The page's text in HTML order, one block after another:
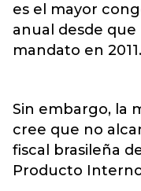
es el mayor
anual desde
mandato en 2011.
Sin embargo, la
cree que no
fiscal brasileña
Producto